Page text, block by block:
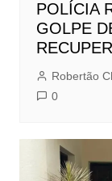
POLÍCIA
GOLPE
Robertão
0